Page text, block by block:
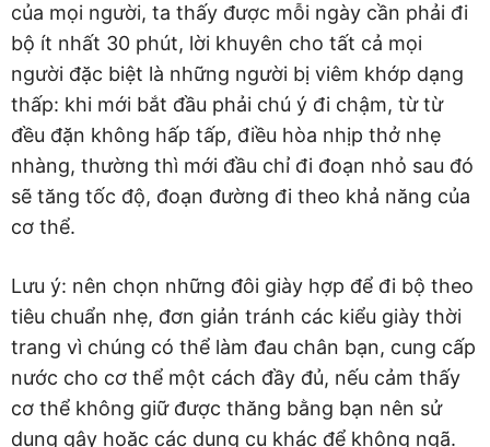
của mọi người, ta thấy được mỗi ngày cần phải đi
bộ ít nhất 30 phút, lời khuyên cho tất cả mọi
người đặc biệt là những người bị viêm khớp dạng
thấp: khi mới bắt đầu phải chú ý đi chậm, từ từ
đều đặn không hấp tấp, điều hòa nhịp thở nhẹ
nhàng, thường thì mới đầu chỉ đi đoạn nhỏ sau đó
sẽ tăng tốc độ, đoạn đường đi theo khả năng của
cơ thể.
Lưu ý: nên chọn những đôi giày hợp để đi bộ theo
tiêu chuẩn nhẹ, đơn giản tránh các kiểu giày thời
trang vì chúng có thể làm đau chân bạn, cung cấp
nước cho cơ thể một cách đầy đủ, nếu cảm thấy
cơ thể không giữ được thăng bằng bạn nên sử
dụng gậy hoặc các dụng cụ khác để không ngã.